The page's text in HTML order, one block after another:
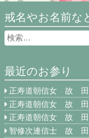
戒名やお名前な
最近のお参り
正寿道朝信女 故
正寿道朝信女 故
正寿道朝信女 故
智修次連信士 故 田